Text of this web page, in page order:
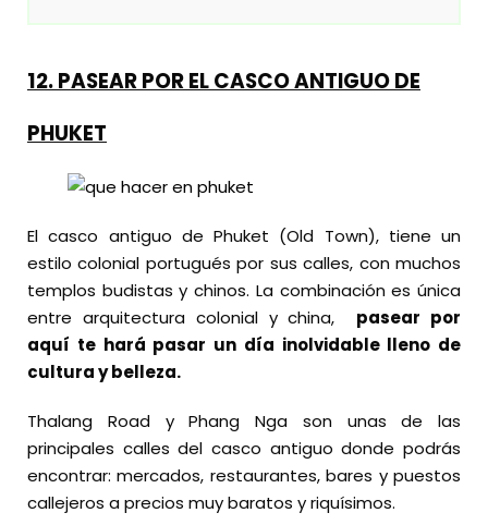
12. PASEAR POR EL CASCO ANTIGUO DE
PHUKET
El casco antiguo de Phuket (Old Town), tiene un
estilo colonial portugués por sus calles, con muchos
templos budistas y chinos. La combinación es única
entre arquitectura colonial y china, pasear por
aquí te hará pasar un día inolvidable lleno de
cultura y belleza.
Thalang Road y Phang Nga son unas de las
principales calles del casco antiguo donde podrás
encontrar: mercados, restaurantes, bares y puestos
callejeros a precios muy baratos y riquísimos.